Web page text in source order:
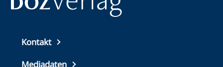
Top
footer
Kontakt
Mediadaten